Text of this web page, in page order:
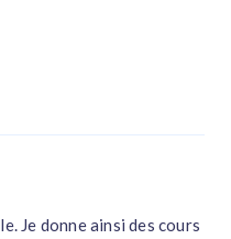
Je donne ainsi des cours